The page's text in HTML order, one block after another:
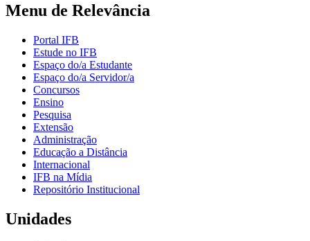
Menu de Relevância
Portal IFB
Estude no IFB
Espaço do/a Estudante
Espaço do/a Servidor/a
Concursos
Ensino
Pesquisa
Extensão
Administração
Educação a Distância
Internacional
IFB na Mídia
Repositório Institucional
Unidades